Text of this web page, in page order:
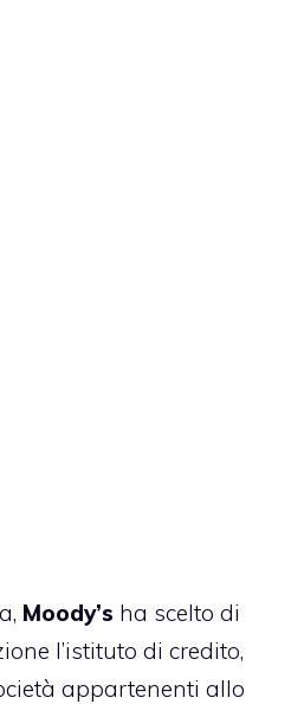
Moody’s ha scelto di
l’istituto di credito,
appartenenti allo